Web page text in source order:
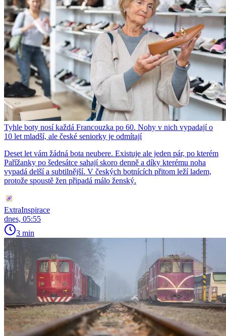
Tyhle boty nosí každá Francouzka po 60. Nohy v nich vypadají o
10 let mladší, ale české seniorky je odmítají
Deset let vám žádná bota neubere. Existuje ale jeden pár, po kterém
Pařížanky po šedesátce sahají skoro denně a díky kterému noha
vypadá delší a subtilnější. V českých botnících přitom leží ladem,
protože spoustě žen připadá málo ženský.
ExtraInspirace
dnes, 05:55
3 min